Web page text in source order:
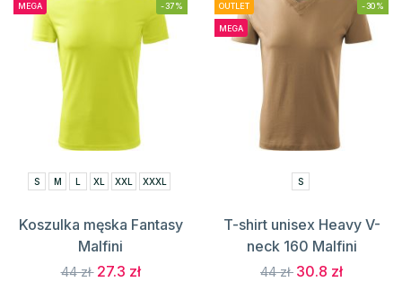
MEGA -37%
S M L XL XXL XXXL
Koszulka męska Fantasy
Malfini
44 zł 27.3 zł
OUTLET
MEGA
-30%
S
T-shirt unisex Heavy V-
neck 160 Malfini
44 zł 30.8 zł